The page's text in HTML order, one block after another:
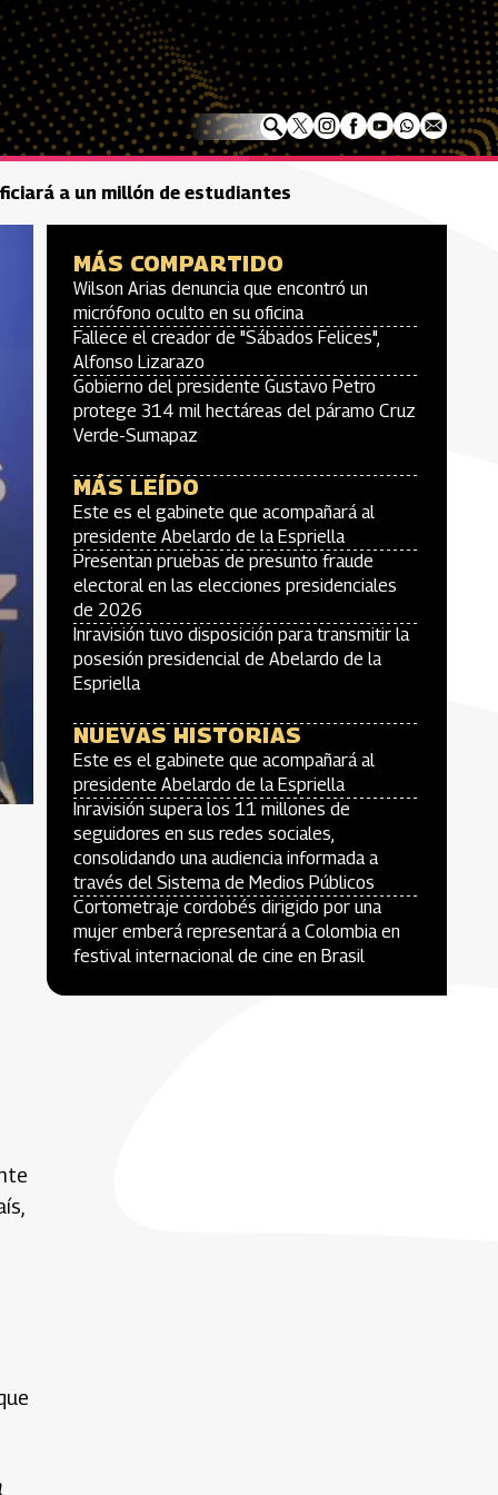
a un millón de estudiantes
MÁS COMPARTIDO
Wilson Arias denuncia que encontró un
micrófono oculto en su oficina
Fallece el creador de "Sábados Felices",
Alfonso Lizarazo
Gobierno del presidente Gustavo Petro
protege 314 mil hectáreas del páramo Cruz
Verde-Sumapaz
MÁS LEÍDO
Este es el gabinete que acompañará al
presidente Abelardo de la Espriella
Presentan pruebas de presunto fraude
electoral en las elecciones presidenciales
de 2026
Inravisión tuvo disposición para transmitir la
posesión presidencial de Abelardo de la
Espriella
NUEVAS HISTORIAS
Este es el gabinete que acompañará al
presidente Abelardo de la Espriella
Inravisión supera los 11 millones de
seguidores en sus redes sociales,
consolidando una audiencia informada a
través del Sistema de Medios Públicos
Cortometraje cordobés dirigido por una
mujer emberá representará a Colombia en
festival internacional de cine en Brasil